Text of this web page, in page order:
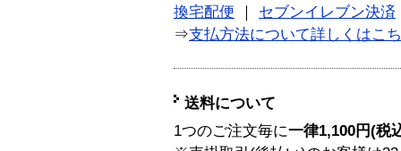
換宅配便
セブンイレブン決済
⇒支払方法について詳しくはこ
送料について
1つのご注文毎に一律1,100円(税